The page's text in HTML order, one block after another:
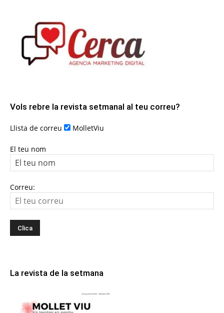
Vols rebre la revista setmanal al teu correu?
Llista de correu MolletViu
El teu nom
Correu:
La revista de la setmana